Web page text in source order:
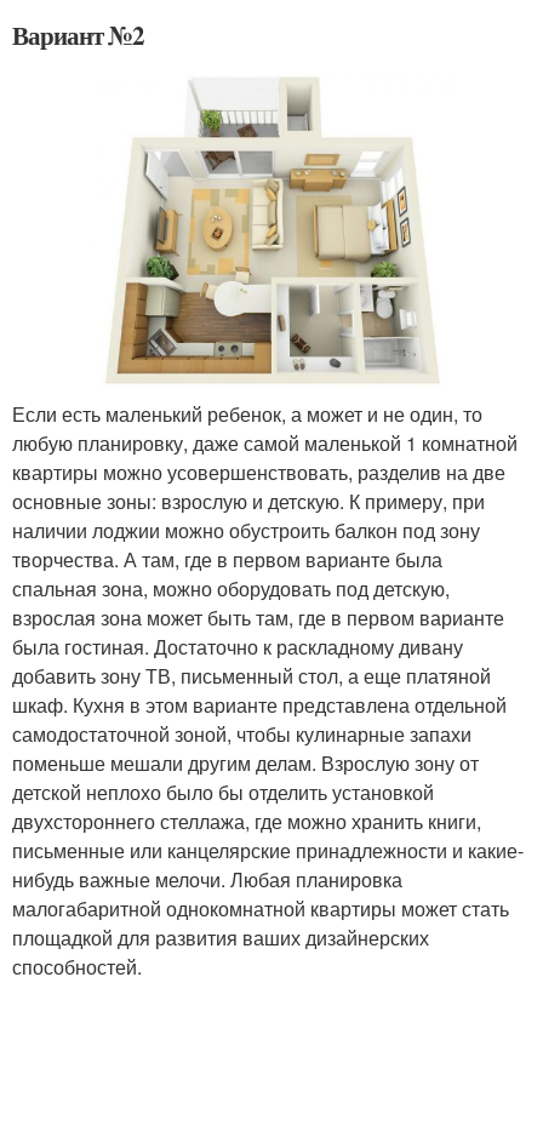
Вариант №2
Если есть маленький ребенок, а может и не один, то
любую планировку, даже самой маленькой 1 комнатной
квартиры можно усовершенствовать, разделив на две
основные зоны: взрослую и детскую. К примеру, при
наличии лоджии можно обустроить балкон под зону
творчества. А там, где в первом варианте была
спальная зона, можно оборудовать под детскую,
взрослая зона может быть там, где в первом варианте
была гостиная. Достаточно к раскладному дивану
добавить зону ТВ, письменный стол, а еще платяной
шкаф. Кухня в этом варианте представлена отдельной
самодостаточной зоной, чтобы кулинарные запахи
поменьше мешали другим делам. Взрослую зону от
детской неплохо было бы отделить установкой
двухстороннего стеллажа, где можно хранить книги,
письменные или канцелярские принадлежности и какие-
нибудь важные мелочи. Любая планировка
малогабаритной однокомнатной квартиры может стать
площадкой для развития ваших дизайнерских
способностей.